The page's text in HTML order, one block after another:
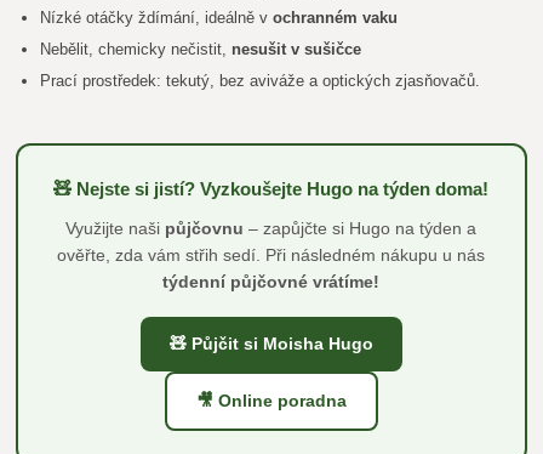
Nízké otáčky ždímání, ideálně vochranném vaku
Nebělit, chemicky nečistit, nesušit v sušičce
Prací prostředek: tekutý, bez aviváže a optických zjasňovačů.
🧸 Nejste si jistí? Vyzkoušejte Hugo na týden doma!
Využijte naši půjčovnu – zapůjčte si Hugo na týden a
ověřte, zda vám střih sedí. Při následném nákupu u nás
týdenní půjčovné vrátíme!
🧸 Půjčit si Moisha Hugo
🎥 Online poradna